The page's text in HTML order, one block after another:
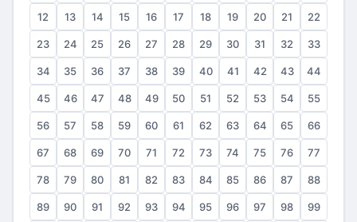
12 13 14 15 16 17 18 19 20 21 22
23 24 25 26 27 28 29 30 31 32 33
34 35 36 37 38 39 40 41 42 43 44
45 46 47 48 49 50 51 52 53 54 55
56 57 58 59 60 61 62 63 64 65 66
67 68 69 70 71 72 73 74 75 76 77
78 79 80 81 82 83 84 85 86 87 88
89 90 91 92 93 94 95 96 97 98 99